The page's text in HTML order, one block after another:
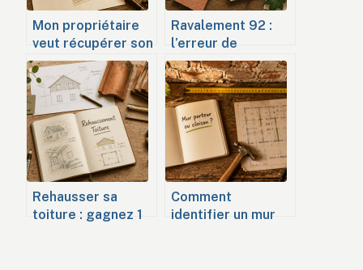
Mon propriétaire
veut récupérer son
bien : quels sont
vos droits, les
délais légaux et
vos recours ?
Ravalement 92 :
l’erreur de
diagnostic qui peut
doubler votre
facture de chantier
Rehausser sa
toiture : gagnez 1
Comment
identifier un mur